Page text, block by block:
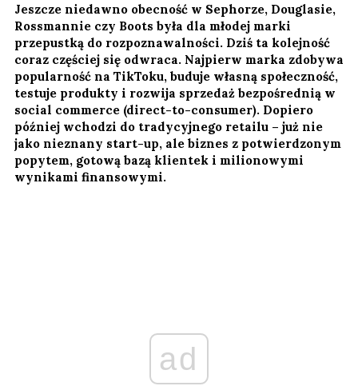
Jeszcze niedawno obecność w Sephorze, Douglasie,
Rossmannie czy Boots była dla młodej marki
przepustką do rozpoznawalności. Dziś ta kolejność
coraz częściej się odwraca. Najpierw marka zdobywa
popularność na TikToku, buduje własną społeczność,
testuje produkty i rozwija sprzedaż bezpośrednią w
social commerce (direct-to-consumer). Dopiero
później wchodzi do tradycyjnego retailu – już nie
jako nieznany start-up, ale biznes z potwierdzonym
popytem, gotową bazą klientek i milionowymi
wynikami finansowymi.
ad